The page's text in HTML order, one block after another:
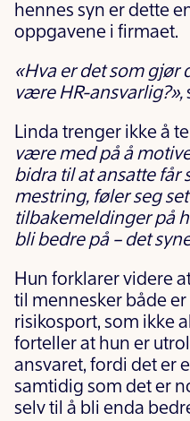
hennes syn er dette
oppgavene i firmaet.
«Hva er det som gjør
være HR-ansvarlig?»,
Linda trenger ikke å
være med på å
bidra til at ansatte får
mestring, føler seg
tilbakemeldinger på
bli bedre på – det
Hun forklarer videre
til mennesker både er
risikosport, som ikke
forteller at hun er
ansvaret, fordi det er
samtidig som det er
selv til å bli enda